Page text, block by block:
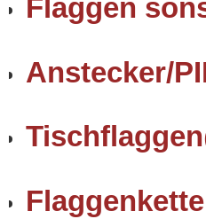
Flaggen
Anstecker/
Tischflaggen